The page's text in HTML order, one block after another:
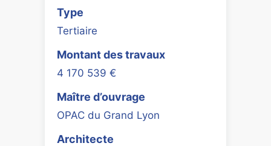
Type
Tertiaire
Montant des travaux
4 170 539 €
Maître d’ouvrage
OPAC du Grand Lyon
Architecte